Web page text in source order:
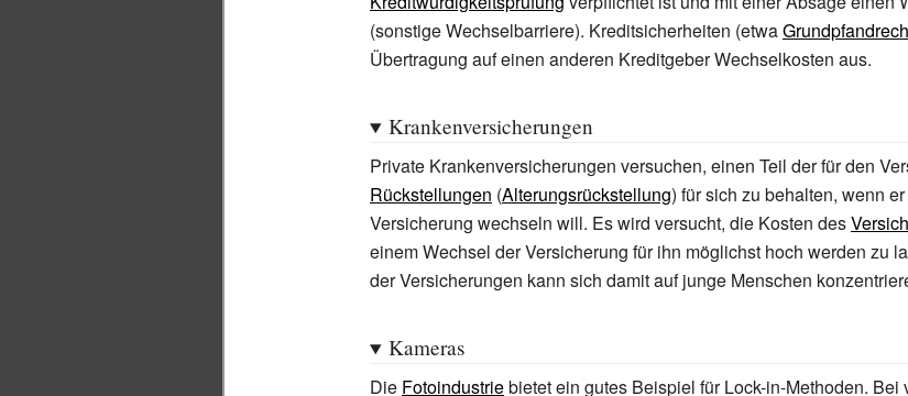
(sonstige Wechselbarriere). Kreditsicherheiten (etwa
Übertragung auf einen anderen Kreditgeber Wechselkosten aus.
Krankenversicherungen
Private Krankenversicherungen versuchen, einen Teil der für den
Rückstellungen (Alterungsrückstellung) für sich zu behalten, wenn
Versicherung wechseln will. Es wird versucht, die Kosten des
einem Wechsel der Versicherung für ihn möglichst hoch werden zu
der Versicherungen kann sich damit auf junge Menschen
Kameras
Die Fotoindustriebietet ein gutes Beispiel für Lock-in-Methoden. Bei